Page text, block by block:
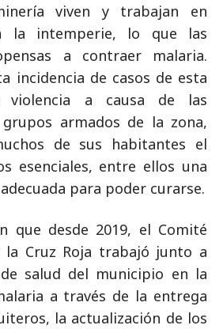
viven y trabajan en
la intemperie, lo que las
a contraer malaria.
incidencia de casos de esta
violencia a causa de las
armados de la zona,
de sus habitantes el
esenciales, entre ellos una
para poder curarse.
que desde 2019, el Comité
la Cruz Roja trabajó junto a
salud del municipio en la
a través de la entrega
la actualización de los